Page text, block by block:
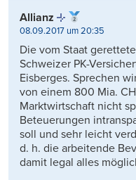
Allianz
08.09.2017 um 20:35
Die vom Staat
Schweizer PK-
Eisberges. Sprechen
von einem 800 Mia.
Marktwirtschaft nicht
Beteuerungen
soll und sehr leicht
d. h. die arbeitende
damit legal alles